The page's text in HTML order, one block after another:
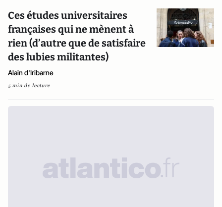
Ces études universitaires
françaises qui ne mènent à
rien (d’autre que de satisfaire
des lubies militantes)
Alain d'Iribarne
5 min de lecture